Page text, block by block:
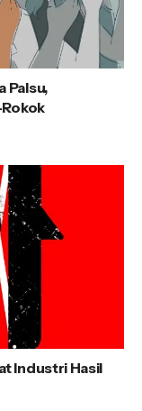
Palsu,
Industri Hasil